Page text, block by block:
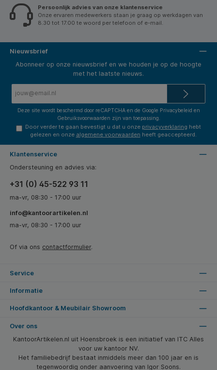
Persoonlijk advies van onze klantenservice
Onze ervaren medewerkers staan je graag op werkdagen van
8.30 tot 17.00 te woord per telefoon of e-mail.
Nieuwsbrief
Abonneer op onze nieuwsbrief en we houden je op de hoogte
met het laatste nieuws.
Deze site wordt beschermd door reCAPTCHA en de Google Privacybeleid en
Gebruiksvoorwaarden zijn van toepassing.
Door verder te gaan bevestigt u dat u onze privacyverklaring hebt
gelezen en onze algemene voorwaarden heeft geaccepteerd.
Klantenservice
Ondersteuning en advies via:
+31 (0) 45-522 93 11
ma-vr, 08:30 - 17:00 uur
info@kantoorartikelen.nl
ma-vr, 08:30 - 17:00 uur
Of via ons contactformulier.
Service
Informatie
Hoofdkantoor & Meubilair Showroom
Over ons
KantoorArtikelen.nl uit Hoensbroek is een initiatief van ITC Alles
voor uw kantoor NV.
Het familiebedrijf bestaat inmiddels meer dan 100 jaar en is
tegenwoordig onder aanvoering van Igor Soons.